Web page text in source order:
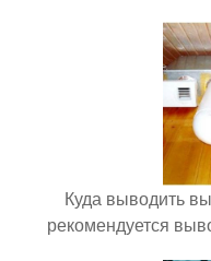
Куда выводить
рекомендуется